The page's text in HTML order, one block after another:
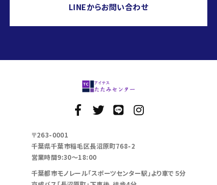
LINEからお問い合わせ
〒263-0001
千葉県千葉市稲毛区長沼原町768-2
営業時間9:30～18:00
千葉都市モノレール「スポーツセンター駅」より車で５分